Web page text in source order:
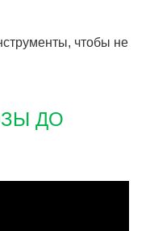
чтобы не
ДО